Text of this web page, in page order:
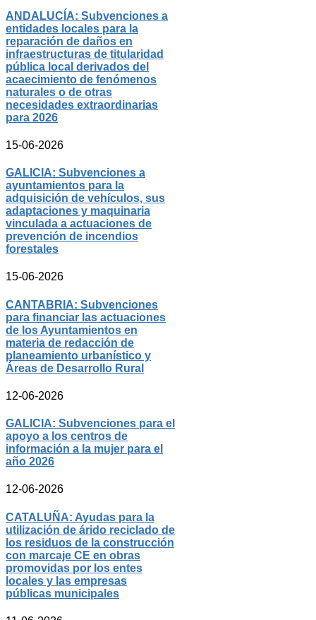
ANDALUCÍA: Subvenciones a
entidades locales para la
reparación de daños en
infraestructuras de titularidad
pública local derivados del
acaecimiento de fenómenos
naturales o de otras
necesidades extraordinarias
para 2026
15-06-2026
GALICIA: Subvenciones a
ayuntamientos para la
adquisición de vehículos, sus
adaptaciones y maquinaria
vinculada a actuaciones de
prevención de incendios
forestales
15-06-2026
CANTABRIA: Subvenciones
para financiar las actuaciones
de los Ayuntamientos en
materia de redacción de
planeamiento urbanístico y
Áreas de Desarrollo Rural
12-06-2026
GALICIA: Subvenciones para el
apoyo a los centros de
información a la mujer para el
año 2026
12-06-2026
CATALUÑA: Ayudas para la
utilización de árido reciclado de
los residuos de la construcción
con marcaje CE en obras
promovidas por los entes
locales y las empresas
públicas municipales